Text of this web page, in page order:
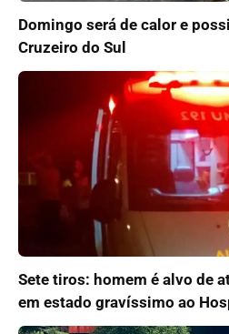
Domingo será de calor e
Cruzeiro do Sul
Sete tiros: homem é alvo de
em estado gravíssimo ao